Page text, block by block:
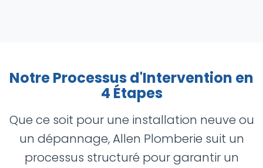
Notre Processus d'Intervention en
4 Étapes
Que ce soit pour une installation neuve ou
un dépannage, Allen Plomberie suit un
processus structuré pour garantir un